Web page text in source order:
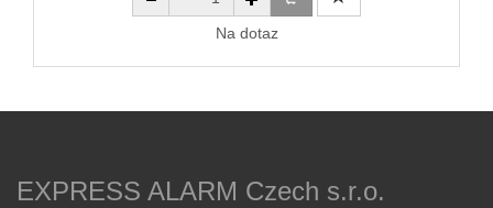
Na dotaz
EXPRESS ALARM Czech s.r.o.